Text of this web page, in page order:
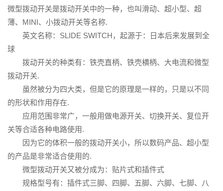
微型拨动开关是拨动开关中的一种，也叫滑动、超小型、超
薄、MINI、小拨动开关等名称.
英文名称：SLIDE SWITCH，起源于：日本后来发展到全
球
拨动开关的种类有：铁壳直柄、铁壳横柄、大电流和微型
拨动开关.
虽然被分为四大类，但是它的原理是一样的，只是以不同
的形状和作用存在.
应用范围非常广，一般用做电源开关、切换开关、复位开
关等合适各种电路使用.
因为它的体积一般的拨动开关小，所以数码产品、超小型
的产品是非常适合使用的.
微型拨动开关又被分成为：贴片式和插件式
规格型号有：插件式三脚、四脚、五脚、六脚、七脚、八